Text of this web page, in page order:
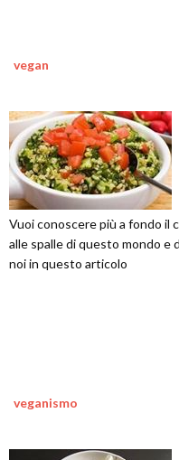
vegan
Vuoi conoscere più a fondo il
alle spalle di questo mondo e
noi in questo articolo
veganismo